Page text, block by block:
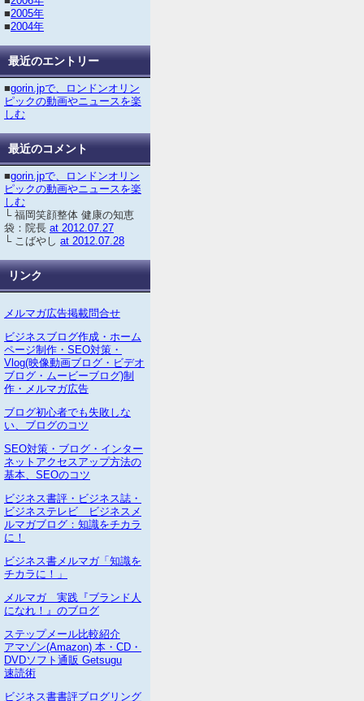
■2005年
■2004年
最近のエントリー
■gorin.jpで、ロンドンオリン
ピックの動画やニュースを楽
しむ
最近のコメント
■gorin.jpで、ロンドンオリン
ピックの動画やニュースを楽
しむ
└ 福岡笑顔整体 健康の知恵
袋：院長 at 2012.07.27
└ こばやし at 2012.07.28
リンク
メルマガ広告掲載問合せ
ビジネスブログ作成・ホーム
ページ制作・SEO対策・
Vlog(映像動画ブログ・ビデオ
ブログ・ムービーブログ)制
作・メルマガ広告
ブログ初心者でも失敗しな
い、ブログのコツ
SEO対策・ブログ・インター
ネットアクセスアップ方法の
基本、SEOのコツ
ビジネス書評・ビジネス誌・
ビジネステレビ ビジネスメ
ルマガブログ：知識をチカラ
に！
ビジネス書メルマガ「知識を
チカラに！」
メルマガ 実践『ブランド人
になれ！』のブログ
ステップメール比較紹介
アマゾン(Amazon) 本・CD・
DVDソフト通販 Getsugu
速読術
ビジネス書書評ブログリング